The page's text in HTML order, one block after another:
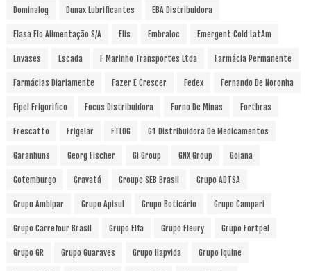
Dominalog Dunax Lubrificantes EBA Distribuidora
Elasa Elo Alimentação S/A Elis Embraloc Emergent Cold LatAm
Envases Escada F Marinho Transportes Ltda Farmácia Permanente
Farmácias Diariamente Fazer E Crescer Fedex Fernando De Noronha
Fipel Frigorifico Focus Distribuidora Forno De Minas Fortbras
Frescatto Frigelar FTLOG G1 Distribuidora De Medicamentos
Garanhuns Georg Fischer Gi Group GNX Group Goiana
Gotemburgo Gravatá Groupe SEB Brasil Grupo ADTSA
Grupo Ambipar Grupo Apisul Grupo Boticário Grupo Campari
Grupo Carrefour Brasil Grupo Elfa Grupo Fleury Grupo Fortpel
Grupo GR Grupo Guaraves Grupo Hapvida Grupo Iquine